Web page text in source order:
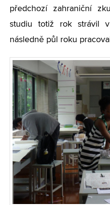
předchozí zahraniční
studiu totiž rok strávil
následně půl roku